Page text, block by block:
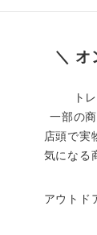
＼ オ
ト
一部の
店頭で実
気になる
アウトド